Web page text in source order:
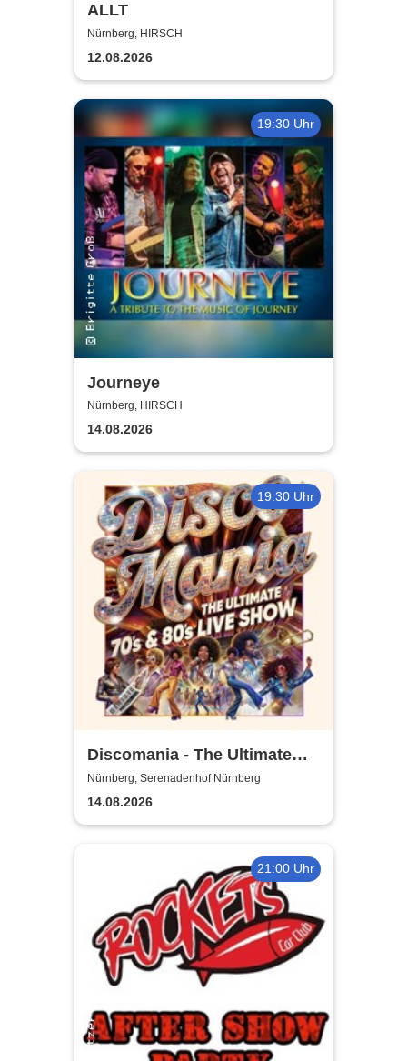
ALLT
Nürnberg, HIRSCH
12.08.2026
19:30 Uhr
Journeye
Nürnberg, HIRSCH
14.08.2026
19:30 Uhr
Discomania - The Ultimate
70s & 80s Live Show
Nürnberg, Serenadenhof Nürnberg
14.08.2026
21:00 Uhr